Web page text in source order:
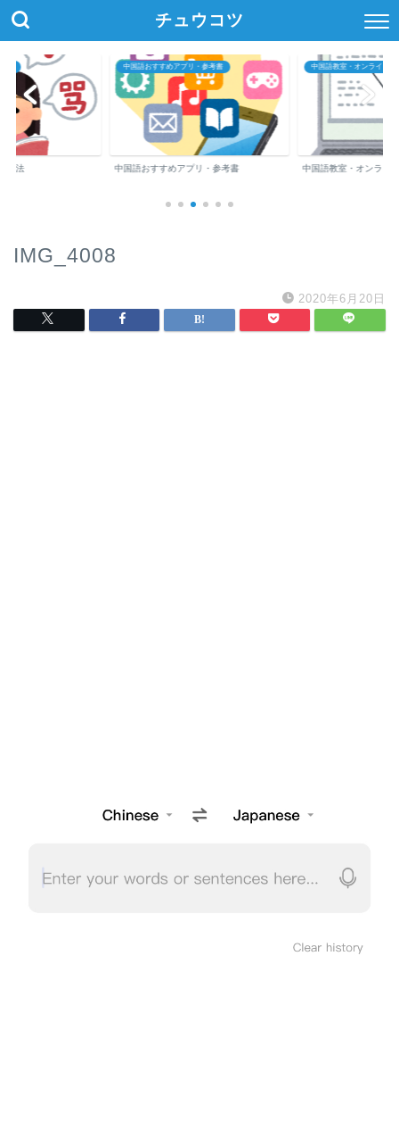
チュウコツ
方法
中国語おすすめアプリ・参考書
中国語おすすめアプリ・参考書
中国語教室・オンライン中
中国語教室・オンライ
IMG_4008
2020年6月20日